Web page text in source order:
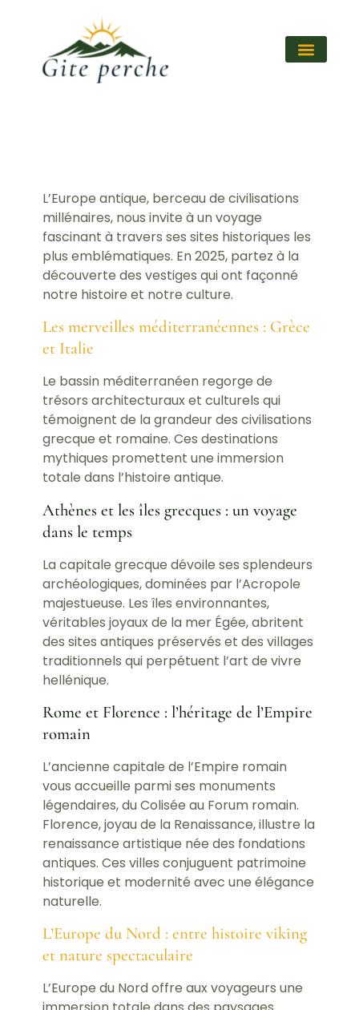
L’Europe antique, berceau de civilisations
millénaires, nous invite à un voyage
fascinant à travers ses sites historiques les
plus emblématiques. En 2025, partez à la
découverte des vestiges qui ont façonné
notre histoire et notre culture.
Les merveilles méditerranéennes : Grèce
et Italie
Le bassin méditerranéen regorge de
trésors architecturaux et culturels qui
témoignent de la grandeur des civilisations
grecque et romaine. Ces destinations
mythiques promettent une immersion
totale dans l’histoire antique.
Athènes et les îles grecques : un voyage
dans le temps
La capitale grecque dévoile ses splendeurs
archéologiques, dominées par l’Acropole
majestueuse. Les îles environnantes,
véritables joyaux de la mer Égée, abritent
des sites antiques préservés et des villages
traditionnels qui perpétuent l’art de vivre
hellénique.
Rome et Florence : l’héritage de l’Empire
romain
L’ancienne capitale de l’Empire romain
vous accueille parmi ses monuments
légendaires, du Colisée au Forum romain.
Florence, joyau de la Renaissance, illustre la
renaissance artistique née des fondations
antiques. Ces villes conjuguent patrimoine
historique et modernité avec une élégance
naturelle.
L’Europe du Nord : entre histoire viking
et nature spectaculaire
L’Europe du Nord offre aux voyageurs une